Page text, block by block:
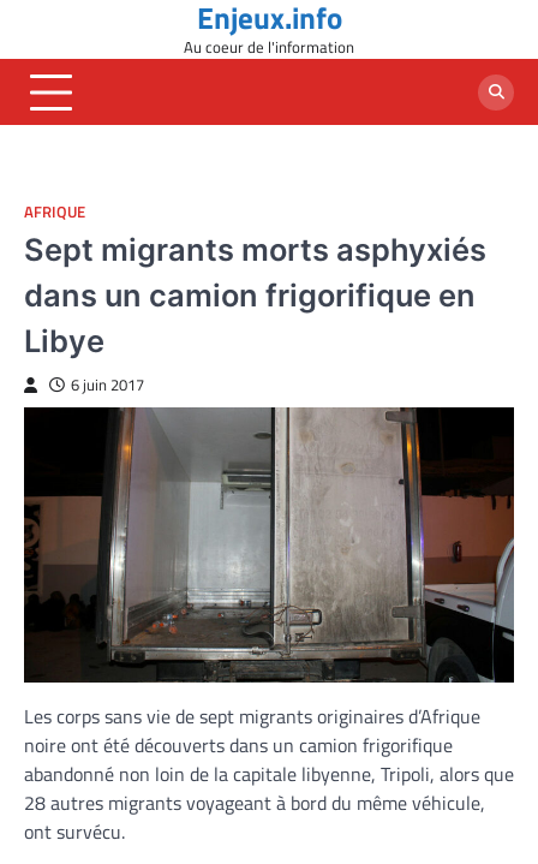
content
Enjeux.info
Au coeur de l'information
AFRIQUE
Sept migrants morts asphyxiés
dans un camion frigorifique en
Libye
6 juin 2017
Les corps sans vie de sept migrants originaires d’Afrique
noire ont été découverts dans un camion frigorifique
abandonné non loin de la capitale libyenne, Tripoli, alors que
28 autres migrants voyageant à bord du même véhicule,
ont survécu.